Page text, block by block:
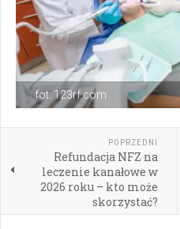
fot. 123rf.com
POPRZEDNI
Refundacja NFZ na
leczenie kanałowe w
2026 roku – kto może
skorzystać?